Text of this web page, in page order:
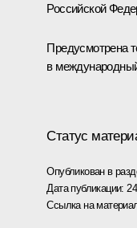
Российской
Предусмотрена
в
Статус
Опубликован в
Дата публикации:
Ссылка на